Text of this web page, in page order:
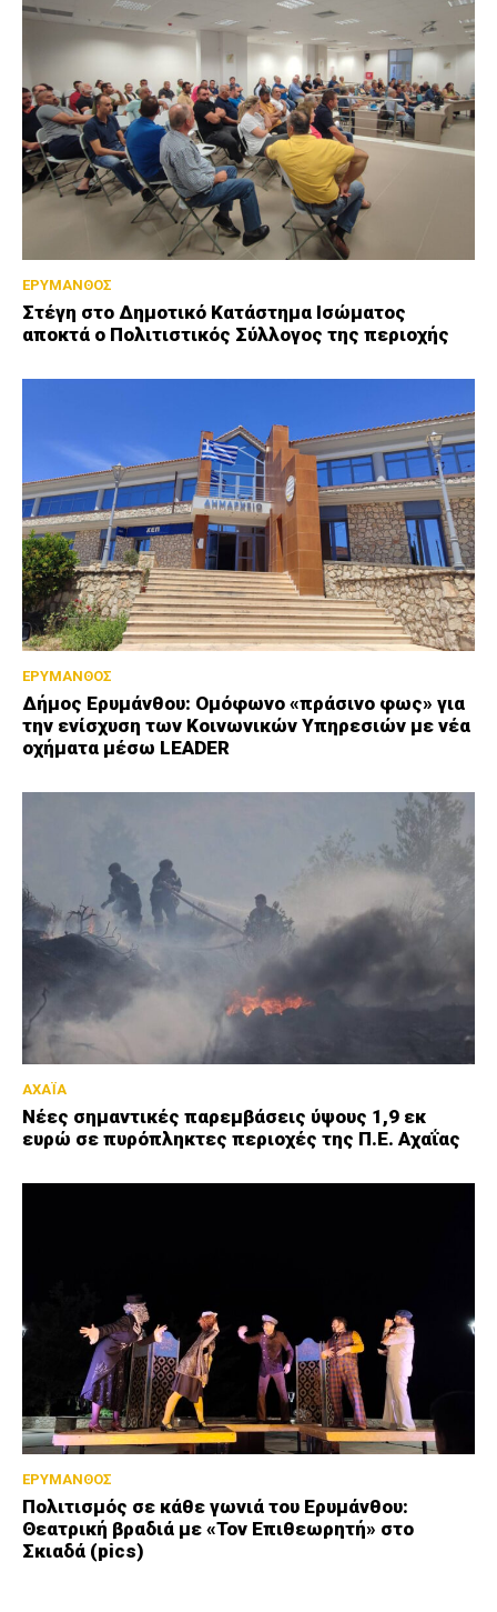
ΕΡΥΜΑΝΘΟΣ
Στέγη στο Δημοτικό Κατάστημα Ισώματος
αποκτά ο Πολιτιστικός Σύλλογος της περιοχής
ΕΡΥΜΑΝΘΟΣ
Δήμος Ερυμάνθου: Ομόφωνο «πράσινο φως» για
την ενίσχυση των Κοινωνικών Υπηρεσιών με νέα
οχήματα μέσω LEADER
ΑΧΑΪΑ
Νέες σημαντικές παρεμβάσεις ύψους 1,9 εκ
ευρώ σε πυρόπληκτες περιοχές της Π.Ε. Αχαΐας
ΕΡΥΜΑΝΘΟΣ
Πολιτισμός σε κάθε γωνιά του Ερυμάνθου:
Θεατρική βραδιά με «Τον Επιθεωρητή» στο
Σκιαδά (pics)